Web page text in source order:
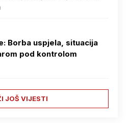
Borba uspjela, situacija
pod kontrolom
JOŠ VIJESTI